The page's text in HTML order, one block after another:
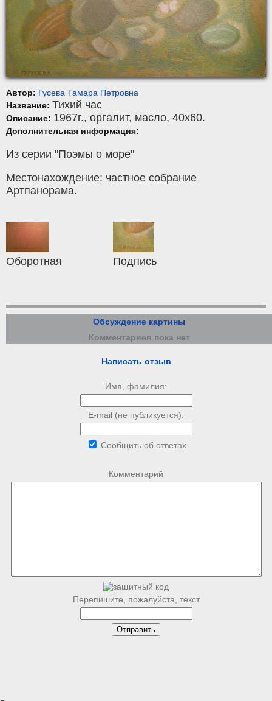
Автор: Гусева Тамара Петровна
Название: Тихий час
Описание: 1967г., оргалит, масло, 40x60.
Дополнительная информация:
Из серии "Поэмы о море"
Местонахождение: частное собрание
Артпанорама.
Оборотная Подпись
Обсуждение картины
Комментариев пока нет
Написать отзыв
Имя, фамилия:
E-mail (не публикуется):
Сообщить об ответах
Комментарий
Перепишите, пожалуйста, текст